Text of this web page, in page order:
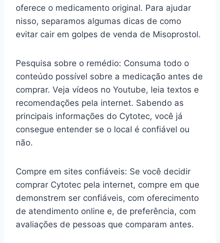
oferece o medicamento original. Para ajudar
nisso, separamos algumas dicas de como
evitar cair em golpes de venda de Misoprostol.
Pesquisa sobre o remédio: Consuma todo o
conteúdo possível sobre a medicação antes de
comprar. Veja vídeos no Youtube, leia textos e
recomendações pela internet. Sabendo as
principais informações do Cytotec, você já
consegue entender se o local é confiável ou
não.
Compre em sites confiáveis: Se você decidir
comprar Cytotec pela internet, compre em que
demonstrem ser confiáveis, com oferecimento
de atendimento online e, de preferência, com
avaliações de pessoas que comparam antes.